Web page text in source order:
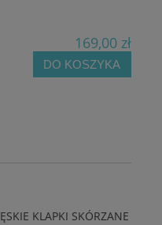
169,00 zł
DO KOSZYKA
KLAPKI SKÓRZANE